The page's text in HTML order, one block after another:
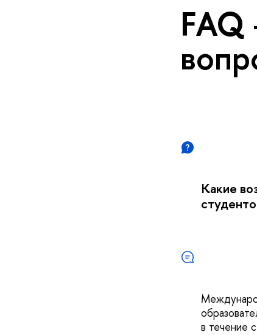
FAQ
Какие
в течение